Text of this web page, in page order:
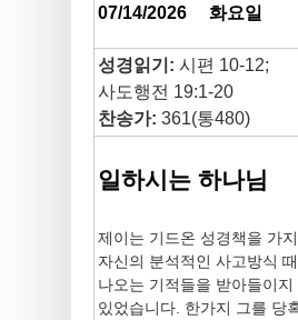
07/14/2026화요일
성경읽기: 시편 10-12;
사도행전 19:1-20
찬송가: 361(통480)
일하시는 하나님
제이는 기드온 성경책을 가
자신의 분석적인 사고방식
나오는 기적들을 받아들이지
있었습니다. 한가지 그를 당